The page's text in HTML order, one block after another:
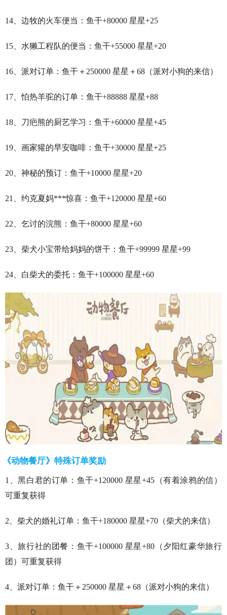
14、边牧的火车便当：鱼干+80000 星星+25
15、水獭工程队的便当：鱼干+55000 星星+20
16、派对订单：鱼干＋250000 星星＋68（派对小狗的来信）
17、怕热羊驼的订单：鱼干+88888 星星+88
18、刀疤熊的厨艺学习：鱼干+60000 星星+45
19、画家獾的早安咖啡：鱼干+30000 星星+25
20、神秘的预订：鱼干+10000 星星+20
21、约克夏妈***惊喜：鱼干+120000 星星+60
22、乞讨的浣熊：鱼干+80000 星星+60
23、柴犬小宝带给妈妈的饼干：鱼干+99999 星星+99
24、白柴犬的委托：鱼干+100000 星星+60
《动物餐厅》特殊订单奖励
1、黑白君的订单：鱼干+120000 星星+45（有着涂鸦的信）
可重复获得
2、柴犬的婚礼订单：鱼干+180000 星星+70（柴犬的来信）
3、旅行社的团餐：鱼干+100000 星星+80（夕阳红豪华旅行
团）可重复获得
4、派对订单：鱼干＋250000 星星＋68（派对小狗的来信）